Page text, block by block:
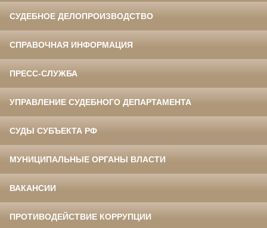
СУДЕБНОЕ ДЕЛОПРОИЗВОДСТВО
СПРАВОЧНАЯ ИНФОРМАЦИЯ
ПРЕСС-СЛУЖБА
УПРАВЛЕНИЕ СУДЕБНОГО ДЕПАРТАМЕНТА
СУДЫ СУБЪЕКТА РФ
МУНИЦИПАЛЬНЫЕ ОРГАНЫ ВЛАСТИ
ВАКАНСИИ
ПРОТИВОДЕЙСТВИЕ КОРРУПЦИИ